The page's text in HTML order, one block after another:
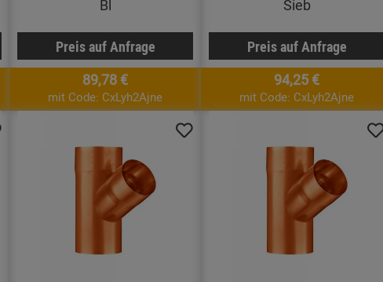
Bl
Preis auf Anfrage
89,78 €
mit Code: CxLyh2Ajne
Sieb
Preis auf Anfrage
94,25 €
mit Code: CxLyh2Ajne